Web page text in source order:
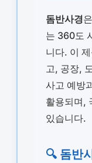
돔반사경
는 360도
니다. 이
고, 공장,
사고 예방
활용되며,
있습니다.
🔍 돔반